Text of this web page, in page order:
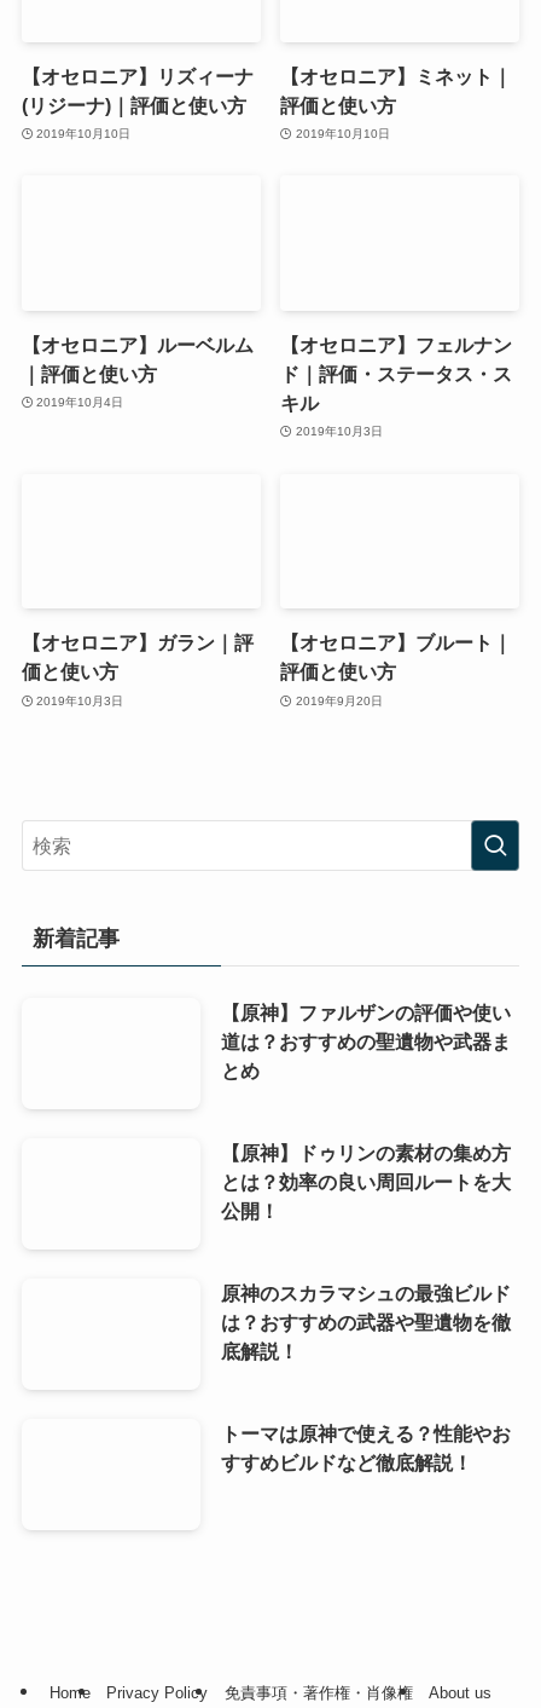
【オセロニア】リズィーナ
(リジーナ)｜評価と使い方
2019年10月10日
【オセロニア】ミネット｜
評価と使い方
2019年10月10日
【オセロニア】ルーベルム
｜評価と使い方
2019年10月4日
【オセロニア】フェルナン
ド｜評価・ステータス・ス
キル
2019年10月3日
【オセロニア】ガラン｜評
価と使い方
2019年10月3日
【オセロニア】ブルート｜
評価と使い方
2019年9月20日
新着記事
【原神】ファルザンの評価や使い
道は？おすすめの聖遺物や武器ま
とめ
【原神】ドゥリンの素材の集め方
とは？効率の良い周回ルートを大
公開！
原神のスカラマシュの最強ビルド
は？おすすめの武器や聖遺物を徹
底解説！
トーマは原神で使える？性能やお
すすめビルドなど徹底解説！
Home Privacy Policy 免責事項・著作権・肖像権 About us